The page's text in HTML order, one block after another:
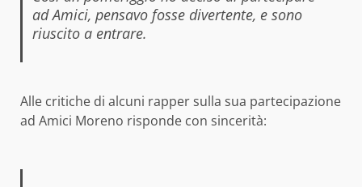
ad Amici, pensavo fosse divertente, e sono
riuscito a entrare.
Alle critiche di alcuni rapper sulla sua partecipazione
ad Amici Moreno risponde con sincerità: